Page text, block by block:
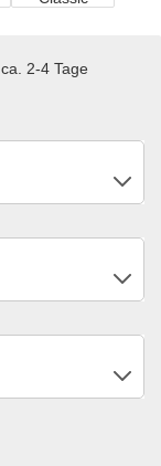
ca. 2-4 Tage